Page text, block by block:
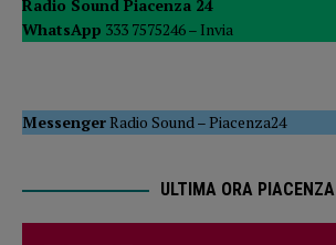
Radio Sound Piacenza 24
WhatsApp 333 7575246 – Invia
MessengerRadio Sound–Piacenza24
ULTIMA ORA PIACENZA